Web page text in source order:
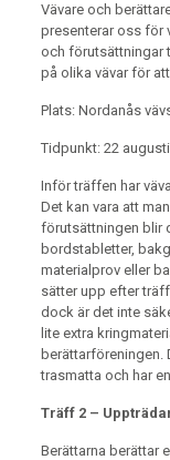
Vävare och
presenterar oss för
och förutsättningar
på olika vävar för
Plats: Nordanås
Tidpunkt: 22
Inför träffen har
Det kan vara att
förutsättningen blir
bordstabletter,
materialprov eller
sätter upp efter
dock är det inte
lite extra
berättarföreningen.
trasmatta och har
Träff 2 –
Berättarna berättar